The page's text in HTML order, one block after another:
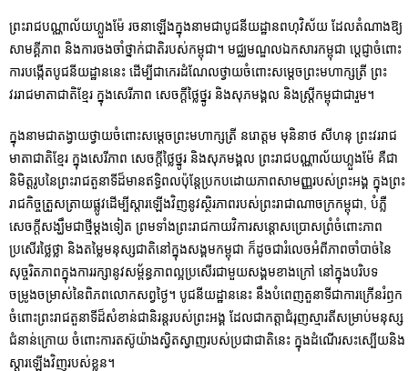
ព្រះរាជ​បណ្ណាល័យហ្លួងម៉ែ រចនាឡើងក្នុងនាមជា​បូជនីយដ្ឋានពហុវិស័យ​ ដែល​តំណាង​ឱ្យ
សាមគ្គីភាព និង​ការចងចាំថ្នាក់ជាតិ​របស់កម្ពុជា។ មជ្ឈមណ្ឌលឯកសារ​កម្ពុជា ប្តេជ្ញា​ចំពោះ
ការបង្កើត​បូជនីយដ្ឋាននេះ ដើម្បីជាកេរដំណែលថ្វាយចំពោះ​សម្តេចព្រះមហាក្សត្រី ព្រះ​
វររាជមាតាជាតិខ្មែរ ក្នុង​សេរីភាព សេចក្តីថ្លៃថ្នូរ និង​សុភមង្គល និង​ស្ត្រីកម្ពុជាជារួម។
ក្នុង​នាមជា​តង្វាយ​ថ្វាយ​​ចំពោះសម្តេចព្រះមហាក្សត្រី នរោត្តម មុ​និនាថ សីហនុ ព្រះវររាជ
មាតាជាតិខ្មែរ ក្នុង​សេរីភាព​ សេចក្តីថ្លៃថ្នូរ និង​សុភមង្គល ព្រះរាជបណ្ណាល័យហ្លួងម៉ែ គឺជា​
និមិត្ត​រូប​នៃព្រះរាជតួនាទីដ៏មាន​ឥទ្ធិពល​ប៉ុន្តែប្រកបដោយ​ភាព​សាមញ្ញ​របស់​ព្រះអង្គ​ ក្នុងព្រះ
រាជកិច្ច​ត្រួសត្រាយ​ផ្លូវ​ដើម្បី​ស្តារ​ឡើង​វិញនូវស្ថិរភាព​របស់ព្រះរាជា​ណាចក្រកម្ពុ​ជា, បំភ្លឺ​
សេចក្តីសង្ឃឹមជាថ្មីម្តងទៀត ព្រមទាំងព្រះរាជកាយវិការ​​សន្តោសប្រោសព្រំចំពោះ​ភាព
ប្រសើរ​ថ្លៃថ្លា និង​តម្លៃមនុស្ស​ជាតិ​នៅក្នុង​សង្គម​កម្ពុជា ក៏ដូចជារំលេច​អំពី​​ភាពចាំបាច់​នៃ​
សុច្ចរិតភាព​ក្នុង​ការ​រក្សា​នូវ​សម្ព័ន្ធភាពល្អប្រសើរ​​ជាមួយសង្គមខាងក្រៅ នៅក្នុង​បរិបទ​
ចម្រូងចម្រាស់​​នៃ​​ពិភពលោកសព្វថ្ងៃ​។ បូជនីយដ្ឋាននេះ នឹង​បំពេញតួនាទីជា​ការក្រើន​រំឭក
ចំពោះ​ព្រះរាជ​តួនាទី​ដ៏សំខាន់​ជានិរន្តរបស់​ព្រះអង្គ​ ដែល​ជា​កត្តា​ជំរុញ​ស្មារតី​សម្រាប់​មនុស្ស​
ជំនាន់ក្រោយ​ ចំពោះការ​តស៊ូយ៉ាងស្វិតស្វាញ​​របស់​ប្រជាជាតិនេះ ក្នុងដំណើរ​​សះស្បើ​យ​និង​
ស្តារឡើងវិញរបស់​ខ្លួន​។